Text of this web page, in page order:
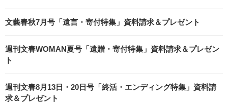
文藝春秋7月号「遺言・寄付特集」資料請求＆プレゼント
週刊文春WOMAN夏号「遺贈・寄付特集」資料請求＆プレゼン
ト
週刊文春8月13日・20日号「終活・エンディング特集」資料請
求＆プレゼント